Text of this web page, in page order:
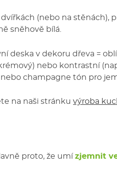
(nebo na stěnách),
sněhově bílá.
deska v dekoru dřeva =
nebo kontrastní
champagne tón pro
na naši stránkuvýroba
proto, že umízjemnit